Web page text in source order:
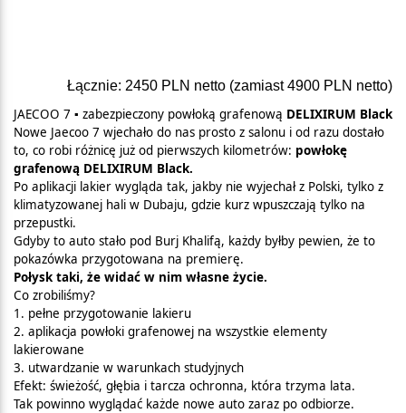
Łącznie: 2450 PLN netto (zamiast4900 PLN netto)
JAECOO 7 ▪︎ zabezpieczony powłoką grafenową DELIXIRUM Black
Nowe Jaecoo 7 wjechało do nas prosto z salonu i od razu dostało
to, co robi różnicę już od pierwszych kilometrów: powłokę
grafenową DELIXIRUM Black.
Po aplikacji lakier wygląda tak, jakby nie wyjechał z Polski, tylko z
klimatyzowanej hali w Dubaju, gdzie kurz wpuszczają tylko na
przepustki.
Gdyby to auto stało pod Burj Khalifą, każdy byłby pewien, że to
pokazówka przygotowana na premierę.
Połysk taki, że widać w nim własne życie.
Co zrobiliśmy?
1. pełne przygotowanie lakieru
2. aplikacja powłoki grafenowej na wszystkie elementy
lakierowane
3. utwardzanie w warunkach studyjnych
Efekt: świeżość, głębia i tarcza ochronna, która trzyma lata.
Tak powinno wyglądać każde nowe auto zaraz po odbiorze.